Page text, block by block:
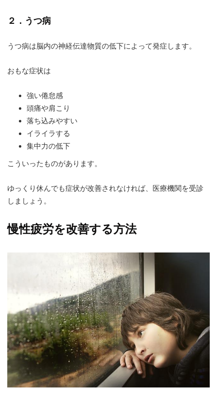
２．うつ病
うつ病は脳内の神経伝達物質の低下によって発症します。
おもな症状は
強い倦怠感
頭痛や肩こり
落ち込みやすい
イライラする
集中力の低下
こういったものがあります。
ゆっくり休んでも症状が改善されなければ、医療機関を受診
しましょう。
慢性疲労を改善する方法